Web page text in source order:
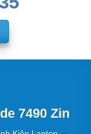
7490 Zin